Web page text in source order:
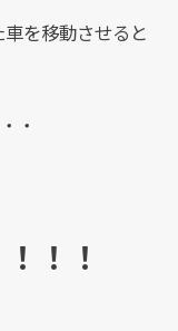
を移動させると
・
！！